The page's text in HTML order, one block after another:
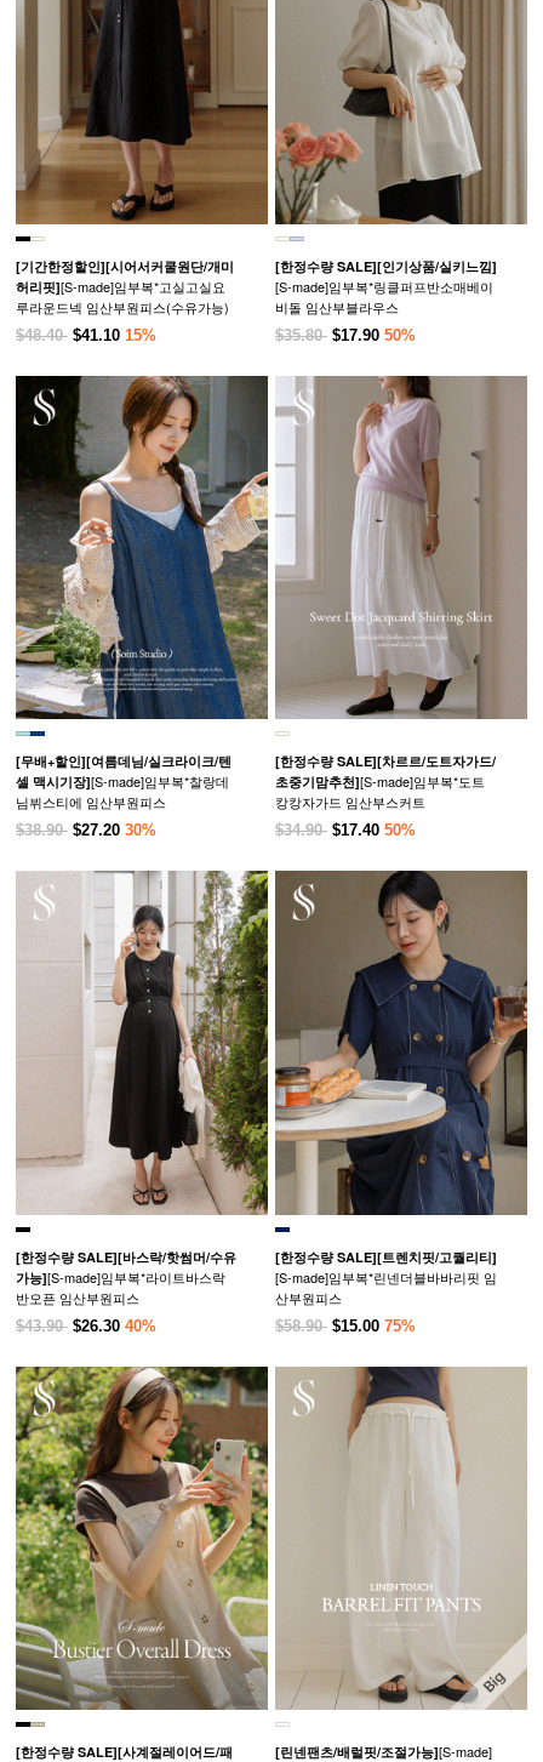
[기간한정할인][시어서커쿨원단/개미
허리핏][S-made]임부복*고실고실요
루라운드넥 임산부원피스(수유가능)
$48.40 $41.10 15%
[한정수량 SALE][인기상품/실키느낌]
[S-made]임부복*링클퍼프반소매베이
비돌 임산부블라우스
$35.80 $17.90 50%
[무배+할인][여름데님/실크라이크/텐
셀 맥시기장][S-made]임부복*찰랑데
님뷔스티에 임산부원피스
$38.90 $27.20 30%
[한정수량 SALE][차르르/도트자가드/
초중기맘추천][S-made]임부복*도트
캉캉자가드 임산부스커트
$34.90 $17.40 50%
[한정수량 SALE][바스락/핫썸머/수유
가능][S-made]임부복*라이트바스락
반오픈 임산부원피스
$43.90 $26.30 40%
[한정수량 SALE][트렌치핏/고퀄리티]
[S-made]임부복*린넨더블바바리핏 임
산부원피스
$58.90 $15.00 75%
[한정수량 SALE][사계절레이어드/패 [린넨팬츠/배럴핏/조절가능][S-made]